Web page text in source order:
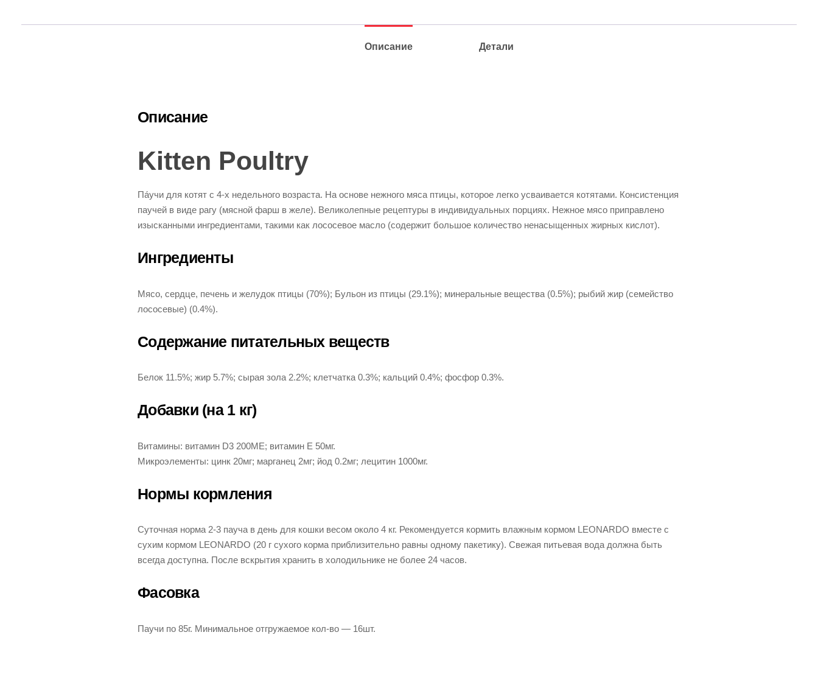
Описание Детали
Описание
Kitten Poultry
Пáучи для котят с 4-х недельного возраста. На основе нежного мяса птицы, которое легко усваивается котятами. Консистенция
паучей в виде рагу (мясной фарш в желе). Великолепные рецептуры в индивидуальных порциях. Нежное мясо приправлено
изысканными ингредиентами, такими как лососевое масло (содержит большое количество ненасыщенных жирных кислот).
Ингредиенты
Мясо, сердце, печень и желудок птицы (70%); Бульон из птицы (29.1%); минеральные вещества (0.5%); рыбий жир (семейство
лососевые) (0.4%).
Содержание питательных веществ
Белок 11.5%; жир 5.7%; сырая зола 2.2%; клетчатка 0.3%; кальций 0.4%; фосфор 0.3%.
Добавки (на 1 кг)
Витамины: витамин D3 200ME; витамин E 50мг.
Микроэлементы: цинк 20мг; марганец 2мг; йод 0.2мг; лецитин 1000мг.
Нормы кормления
Суточная норма 2-3 пауча в день для кошки весом около 4 кг. Рекомендуется кормить влажным кормом LEONARDO вместе с
сухим кормом LEONARDO (20 г сухого корма приблизительно равны одному пакетику). Свежая питьевая вода должна быть
всегда доступна. После вскрытия хранить в холодильнике не более 24 часов.
Фасовка
Паучи по 85г. Минимальное отгружаемое кол-во — 16шт.